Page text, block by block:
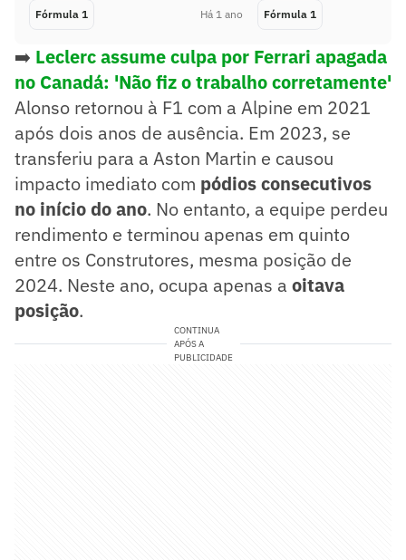
Fórmula 1 Há 1 ano Fórmula 1
➡️ Leclerc assume culpa por Ferrari apagada
no Canadá: 'Não fiz o trabalho corretamente'
Alonso retornou à F1 com a Alpine em 2021
após dois anos de ausência. Em 2023, se
transferiu para a Aston Martin e causou
impacto imediato com pódios consecutivos
no início do ano. No entanto, a equipe perdeu
rendimento e terminou apenas em quinto
entre os Construtores, mesma posição de
2024. Neste ano, ocupa apenas a oitava
posição.
CONTINUA
APÓS A
PUBLICIDADE